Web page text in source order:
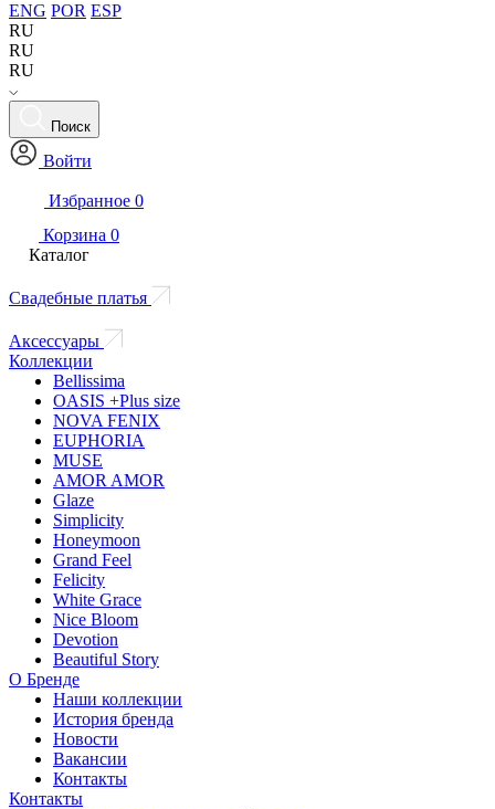
ENG POR ESP
RU
RU
RU
Поиск
Войти
Избранное 0
Корзина 0
Каталог
Свадебные платья
Аксессуары
Коллекции
Bellissima
OASIS +Plus size
NOVA FENIX
EUPHORIA
MUSE
AMOR AMOR
Glaze
Simplicity
Honeymoon
Grand Feel
Felicity
White Grace
Nice Bloom
Devotion
Beautiful Story
О Бренде
Наши коллекции
История бренда
Новости
Вакансии
Контакты
Контакты